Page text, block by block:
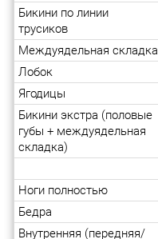
Бикини по линии
трусиков
Междуядельная складка
Лобок
Ягодицы
Бикини экстра (половые
губы + междуядельная
складка)
Ноги полностью
Бедра
Внутренняя (передняя/